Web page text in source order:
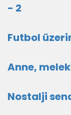
- 2
Futbol
Anne,
Nostalji